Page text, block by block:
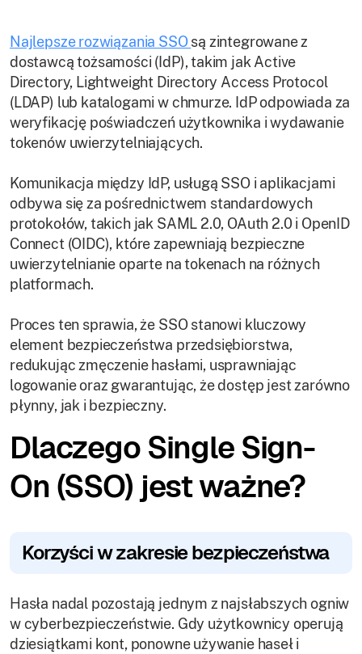
Najlepsze rozwiązania SSOsą zintegrowane z
dostawcą tożsamości (IdP), takim jak Active
Directory, Lightweight Directory Access Protocol
(LDAP) lub katalogami w chmurze. IdP odpowiada za
weryfikację poświadczeń użytkownika i wydawanie
tokenów uwierzytelniających.
Komunikacja między IdP, usługą SSO i aplikacjami
odbywa się za pośrednictwem standardowych
protokołów, takich jak SAML 2.0, OAuth 2.0 i OpenID
Connect (OIDC), które zapewniają bezpieczne
uwierzytelnianie oparte na tokenach na różnych
platformach.
Proces ten sprawia, że SSO stanowi kluczowy
element bezpieczeństwa przedsiębiorstwa,
redukując zmęczenie hasłami, usprawniając
logowanie oraz gwarantując, że dostęp jest zarówno
płynny, jak i bezpieczny.
Dlaczego Single Sign-
On (SSO) jest ważne?
Korzyści w zakresie bezpieczeństwa
Hasła nadal pozostają jednym z najsłabszych ogniw
w cyberbezpieczeństwie. Gdy użytkownicy operują
dziesiątkami kont, ponowne używanie haseł i